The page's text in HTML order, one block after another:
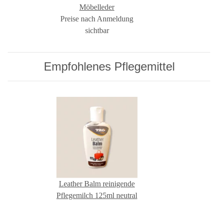
Möbelleder
Preise nach Anmeldung
sichtbar
Empfohlenes Pflegemittel
Leather Balm reinigende
Pflegemilch 125ml neutral